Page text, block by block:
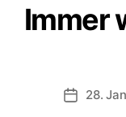
Immer
28.